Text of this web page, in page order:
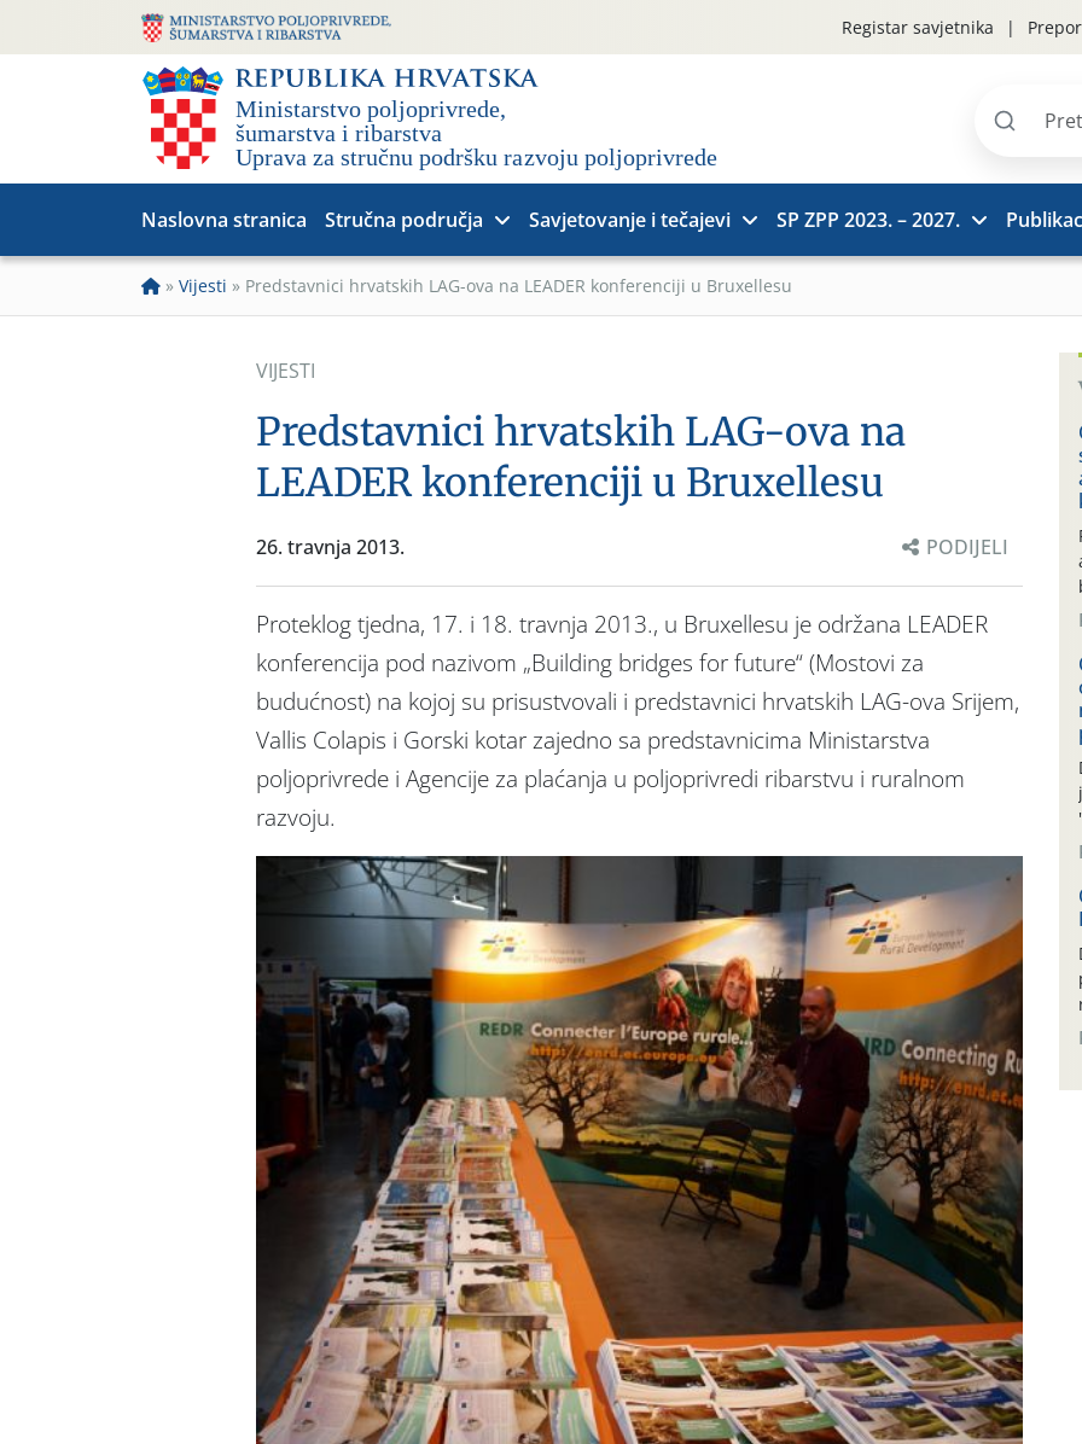
Registar savjetnika
Pretraži
Naslovna stranica Stručna područja Savjetovanje i tečajevi SP ZPP 2023. – 2027.
» Vijesti » Predstavnici hrvatskih LAG-ova na LEADER konferenciji u Bruxellesu
VIJESTI
Predstavnici hrvatskih LAG-ova na
LEADER konferenciji u Bruxellesu
26. travnja 2013. PODIJELI
Proteklog tjedna, 17. i 18. travnja 2013., u Bruxellesu je održana LEADER
konferencija pod nazivom „Building bridges for future“ (Mostovi za
budućnost) na kojoj su prisustvovali i predstavnici hrvatskih LAG-ova Srijem,
Vallis Colapis i Gorski kotar zajedno sa predstavnicima Ministarstva
poljoprivrede i Agencije za plaćanja u poljoprivredi ribarstvu i ruralnom
razvoju.